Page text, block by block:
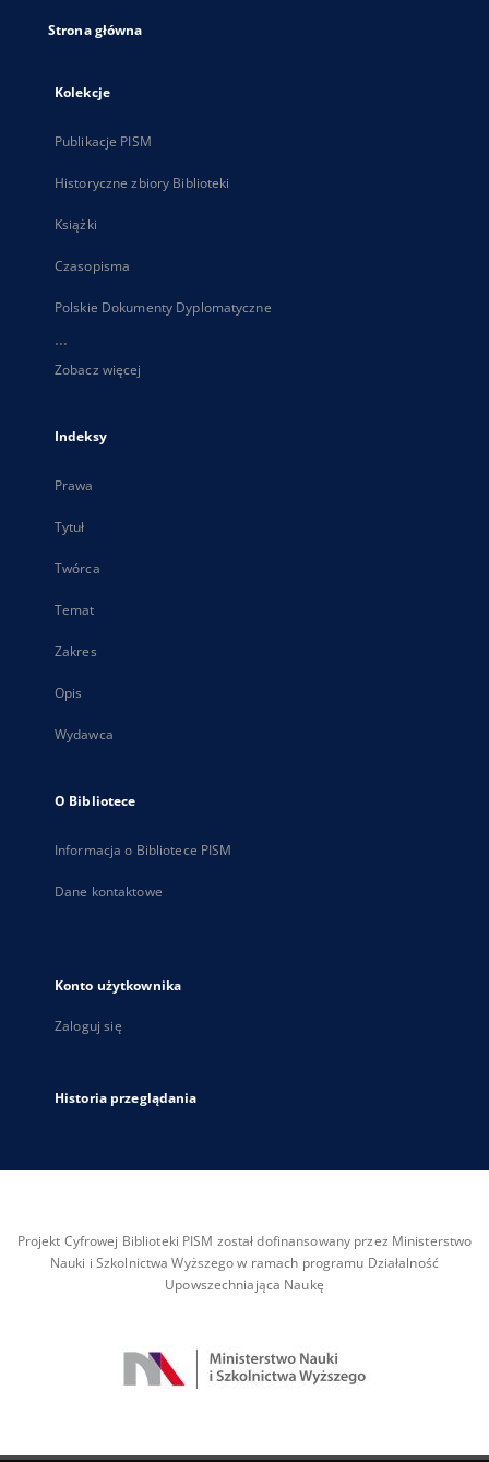
Strona główna
Kolekcje
Publikacje PISM
Historyczne zbiory Biblioteki
Książki
Czasopisma
Polskie Dokumenty Dyplomatyczne
...
Zobacz więcej
Indeksy
Prawa
Tytuł
Twórca
Temat
Zakres
Opis
Wydawca
O Bibliotece
Informacja o Bibliotece PISM
Dane kontaktowe
Konto użytkownika
Zaloguj się
Historia przeglądania
Projekt Cyfrowej Biblioteki PISM został dofinansowany przez Ministerstwo
Nauki i Szkolnictwa Wyższego w ramach programu Działalność
Upowszechniająca Naukę